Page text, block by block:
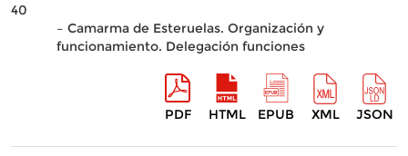
40
– Camarma de Esteruelas. Organización y
funcionamiento. Delegación funciones
PDF HTML EPUB XML JSON